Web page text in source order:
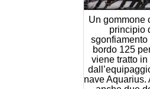
SPORT
Un gommone
principio
sgonfiamento
bordo 125
viene tratto
nave Aquarius.